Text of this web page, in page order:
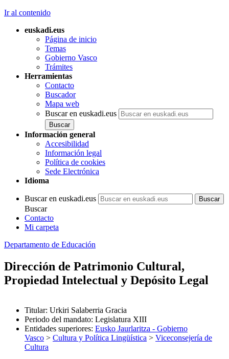
Ir al contenido
euskadi.eus
Página de inicio
Temas
Gobierno Vasco
Trámites
Herramientas
Contacto
Buscador
Mapa web
Buscar en euskadi.eus
Información general
Accesibilidad
Información legal
Política de cookies
Sede Electrónica
Idioma
Buscar en euskadi.eus
Buscar
Contacto
Mi carpeta
Departamento de Educación
Dirección de Patrimonio Cultural,
Propiedad Intelectual y Depósito Legal
Titular: Urkiri Salaberria Gracia
Periodo del mandato: Legislatura XIII
Entidades superiores: Eusko Jaurlaritza - Gobierno
Vasco > Cultura y Política Lingüística > Viceconsejería de
Cultura